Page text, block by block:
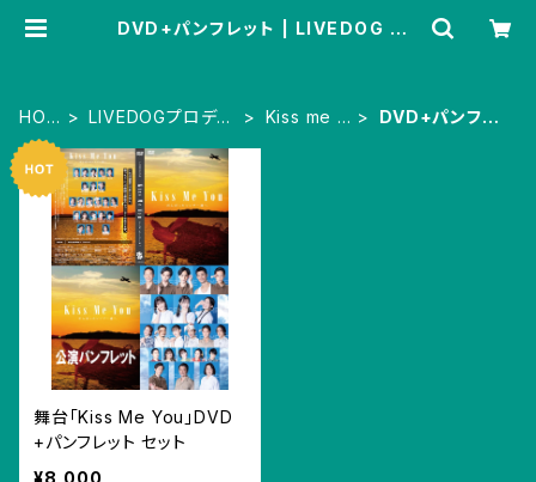
DVD+パンフレット | LIVEDOG SH
HOM
E
LIVEDOGプロデュ
Kiss me y
DVD+パンフレ
舞台「Kiss Me You」DVD
+パンフレット セット
¥8,000